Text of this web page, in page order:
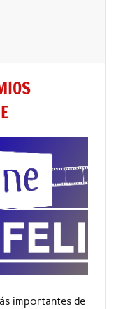
importantes de